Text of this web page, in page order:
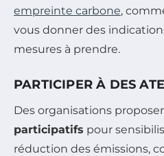
empreinte carbone,
vous donner des
mesures à prendre.
PARTICIPER À DES
Des organisations
participatifs pour
réduction des émissions,